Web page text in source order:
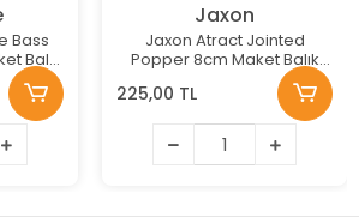
Bass
Balık
Jaxon
Jaxon Atract Jointed
Popper 8cm Maket Balık
225,00 TL